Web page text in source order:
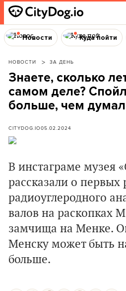
Новости Куда пойти
НОВОСТИ ЗА ДЕНЬ
Знаете, сколько
самом деле?
больше, чем
CITYDOG.IO05.02.2024
В инстаграме музея
рассказали о первых
радиоуглеродного
валов на раскопках
замчища на Менке.
Менску может быть
больше.